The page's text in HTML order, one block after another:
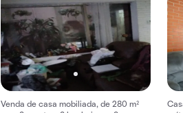
Venda de casa mobiliada, de 280 m²